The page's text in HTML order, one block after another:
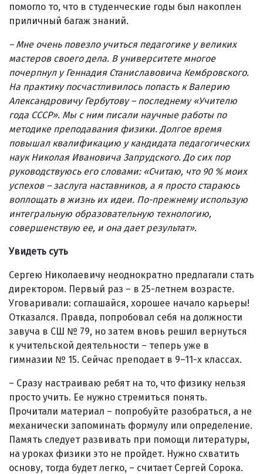
помогло то, что в студенческие годы был накоплен
приличный багаж знаний.
– Мне очень повезло учиться педагогике у великих
мастеров своего дела. В университете многое
почерпнул у Геннадия Станиславовича Кембровского.
На практику посчастливилось попасть к Валерию
Александровичу Гербутову–последнему «Учителю
года СССР». Мы с ним писали научные работы по
методике преподавания физики. Долгое время
повышал квалификацию у кандидата педагогических
наук Николая Ивановича Запрудского. До сих пор
руководствуюсь его словами: «Считаю, что 90 % моих
успехов –заслуга наставников, а я просто стараюсь
воплощать в жизнь их идеи. По-прежнему использую
интегральную образовательную технологию,
совершенствую ее, и она дает результат».
Увидеть суть
Сергею Николаевичу неоднократно предлагали стать
директором. Первый раз – в 25-летнем возрасте.
Уговаривали: соглашайся, хорошее начало карьеры!
Отказался. Правда, попробовал себя на должности
завуча в СШ № 79, но затем вновь решил вернуться
к учительской деятельности – теперь уже в
гимназии № 15. Сейчас преподает в 9–11-х классах.
– Сразу настраиваю ребят на то, что физику нельзя
просто учить. Ее нужно стремиться понять.
Прочитали материал – попробуйте разобраться, а не
механически запоминать формулу или определение.
Память следует развивать при помощи литературы,
на уроках физики это не пройдет. Нужно схватить
основу, тогда будет легко, – считает Сергей Сорока.